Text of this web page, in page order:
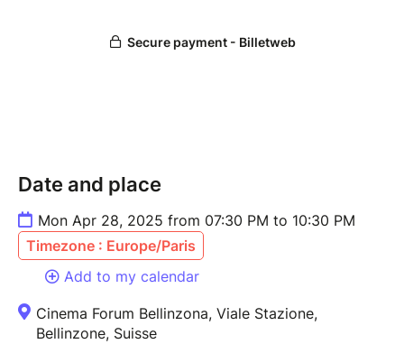
Date and place
Mon Apr 28, 2025 from 07:30 PM to 10:30 PM
Timezone : Europe/Paris
Add to my calendar
Cinema Forum Bellinzona, Viale Stazione,
Bellinzone, Suisse